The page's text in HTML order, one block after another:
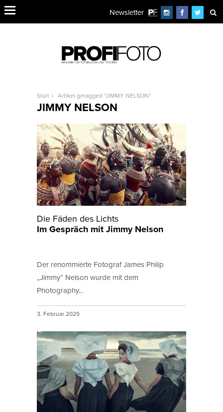
Newsletter
Start Artikel getagged "JIMMY NELSON"
JIMMY NELSON
Die Fäden des Lichts
Im Gespräch mit Jimmy Nelson
Der renommierte Fotograf James Philip
„Jimmy“ Nelson wurde mit dem
Photography...
3. Februar 2025